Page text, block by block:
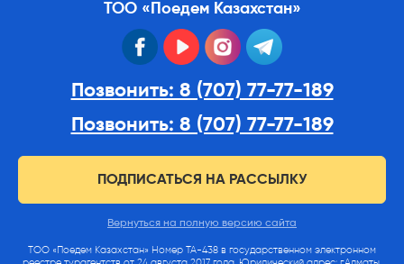
ТОО «Поедем Казахстан»
facebook youtube instagram
Позвонить: 8 (707) 77-77-189
Позвонить: 8 (707) 77-77-189
ПОДПИСАТЬСЯ НА РАССЫЛКУ
Вернуться на полную версию сайта
ТОО «Поедем Казахстан» Номер ТА-438 в государственном электронном